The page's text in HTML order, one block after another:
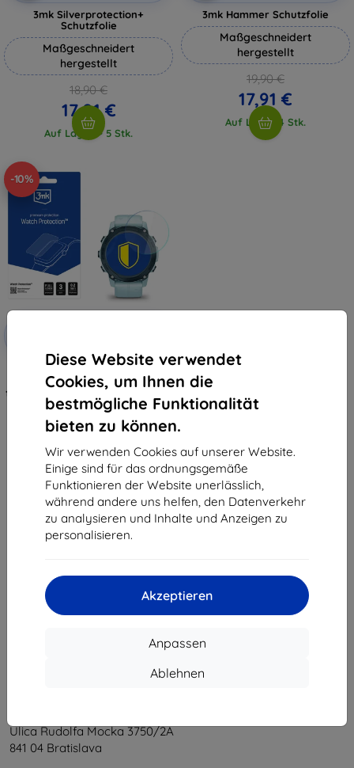
Diese Website verwendet
Cookies, um Ihnen die
bestmögliche Funktionalität
bieten zu können.
Wir verwenden Cookies auf unserer Website.
Einige sind für das ordnungsgemäße
Funktionieren der Website unerlässlich,
während andere uns helfen, den Datenverkehr
zu analysieren und Inhalte und Anzeigen zu
personalisieren.
Akzeptieren
Anpassen
Ablehnen
3mk Silverprotection+
Schutzfolie
Maßgeschneidert
hergestellt
18,90 €
17,01 €
Auf Lager > 5 Stk.
3mk Hammer Schutzfolie
Maßgeschneidert
hergestellt
19,90 €
17,91 €
Auf Lager 4 Stk.
-10%
3mk Watch Protection
FlexibleGlass Hybrid Schutzglas
für Garmin Descent G1 / G1 Solar
10,90 €
9,81 €
Auf Lager > 5 Stk.
1
Ulica Rudolfa Mocka 3750/2A
841 04 Bratislava